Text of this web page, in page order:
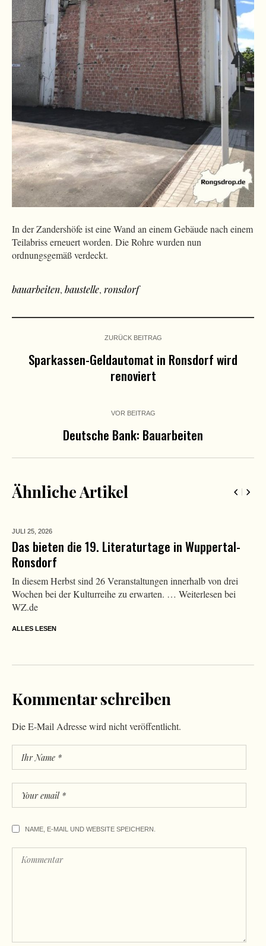
In der Zandershöfe ist eine Wand an einem Gebäude nach einem
Teilabriss erneuert worden. Die Rohre wurden nun
ordnungsgemäß verdeckt.
bauarbeiten, baustelle, ronsdorf
ZURÜCK BEITRAG
Sparkassen-Geldautomat in Ronsdorf wird
renoviert
VOR BEITRAG
Deutsche Bank: Bauarbeiten
Ähnliche Artikel
JULI 25, 2026
Das bieten die 19. Literaturtage in Wuppertal-
Ronsdorf
In diesem Herbst sind 26 Veranstaltungen innerhalb von drei
Wochen bei der Kulturreihe zu erwarten. … Weiterlesen bei
WZ.de
ALLES LESEN
Kommentar schreiben
Die E-Mail Adresse wird nicht veröffentlicht.
NAME, E-MAIL UND WEBSITE SPEICHERN.